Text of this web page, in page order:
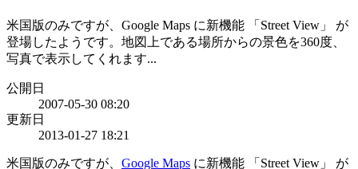
米国版のみですが、Google Maps に新機能 「Street View」 が
登場したようです。地図上である場所からの景色を360度、
写真で表示してくれます...
公開日
2007-05-30 08:20
更新日
2013-01-27 18:21
米国版のみですが、 Google Maps に新機能 「Street View」 が